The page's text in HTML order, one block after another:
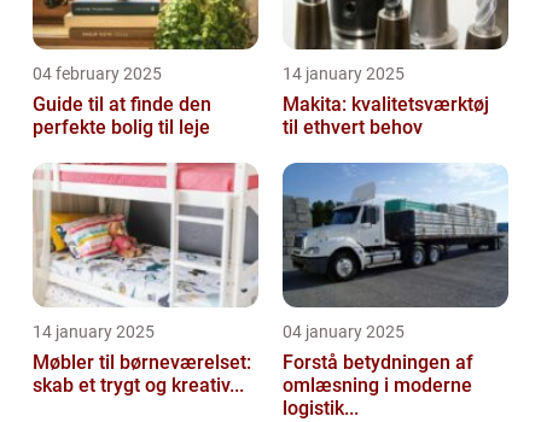
04 february 2025
Guide til at finde den
perfekte bolig til leje
14 january 2025
Makita: kvalitetsværktøj
til ethvert behov
14 january 2025
Møbler til børneværelset:
skab et trygt og kreativ...
04 january 2025
Forstå betydningen af
omlæsning i moderne
logistik...